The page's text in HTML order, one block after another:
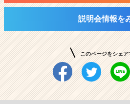
説明会情報を
このページをシェア